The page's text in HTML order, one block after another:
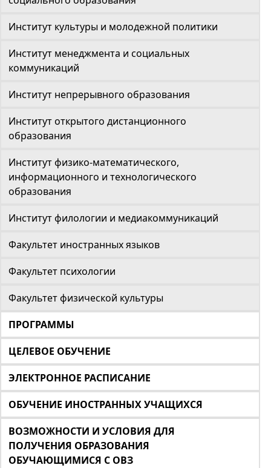
Институт культуры и молодежной политики
Институт менеджмента и социальных
коммуникаций
Институт непрерывного образования
Институт открытого дистанционного
образования
Институт физико-математического,
информационного и технологического
образования
Институт филологии и медиакоммуникаций
Факультет иностранных языков
Факультет психологии
Факультет физической культуры
ПРОГРАММЫ
ЦЕЛЕВОЕ ОБУЧЕНИЕ
ЭЛЕКТРОННОЕ РАСПИСАНИЕ
ОБУЧЕНИЕ ИНОСТРАННЫХ УЧАЩИХСЯ
ВОЗМОЖНОСТИ И УСЛОВИЯ ДЛЯ
ПОЛУЧЕНИЯ ОБРАЗОВАНИЯ
ОБУЧАЮЩИМИСЯ С ОВЗ